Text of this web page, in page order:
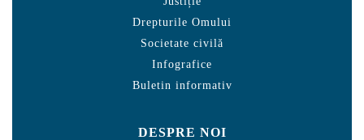
Drepturile Omului
Societate civilă
Infografice
Buletin informativ
DESPRE NOI